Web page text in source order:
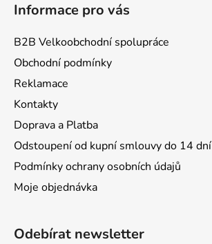
Informace pro vás
B2B Velkoobchodní spolupráce
Obchodní podmínky
Reklamace
Kontakty
Doprava a Platba
Odstoupení od kupní smlouvy do 14 dní
Podmínky ochrany osobních údajů
Moje objednávka
Odebírat newsletter